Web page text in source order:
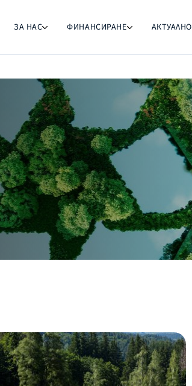
ЗА НАС ФИНАНСИРАНЕ АКТУАЛНО